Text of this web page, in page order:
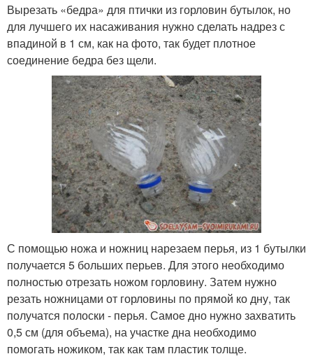
Вырезать «бедра» для птички из горловин бутылок, но
для лучшего их насаживания нужно сделать надрез с
впадиной в 1 см, как на фото, так будет плотное
соединение бедра без щели.
С помощью ножа и ножниц нарезаем перья, из 1 бутылки
получается 5 больших перьев. Для этого необходимо
полностью отрезать ножом горловину. Затем нужно
резать ножницами от горловины по прямой ко дну, так
получатся полоски - перья. Самое дно нужно захватить
0,5 см (для объема), на участке дна необходимо
помогать ножиком, так как там пластик толще.